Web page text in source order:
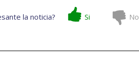
la noticia? Si No